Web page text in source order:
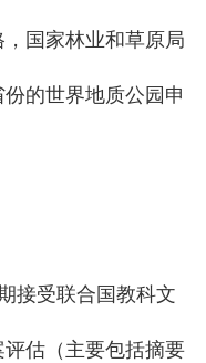
国家林业和草原局
的世界地质公园申
接受联合国教科文
估（主要包括摘要